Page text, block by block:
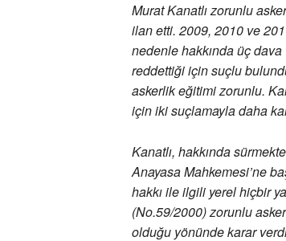
Murat Kanatlı zorunlu
ilan etti. 2009, 2010 ve
nedenle hakkında üç dava
reddettiği için suçlu
askerlik eğitimi zorunlu.
için iki suçlamayla daha
Kanatlı, hakkında
Anayasa Mahkemesi’ne
hakkı ile ilgili yerel hiçbir
(No.59/2000) zorunlu
olduğu yönünde karar